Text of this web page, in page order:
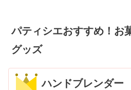
パティシエおすすめ！お
グッズ
ハンドブレンダー